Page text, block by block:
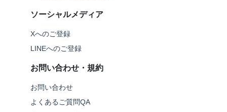
ソーシャルメディア
Xへのご登録
LINEへのご登録
お問い合わせ・規約
お問い合わせ
よくあるご質問QA